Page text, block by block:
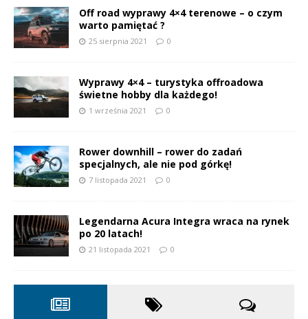
Off road wyprawy 4×4 terenowe – o czym
warto pamiętać ?
25 sierpnia 2021 0
Wyprawy 4×4 – turystyka offroadowa
świetne hobby dla każdego!
1 września 2021 0
Rower downhill – rower do zadań
specjalnych, ale nie pod górkę!
7 listopada 2021 0
Legendarna Acura Integra wraca na rynek
po 20 latach!
21 listopada 2021 0